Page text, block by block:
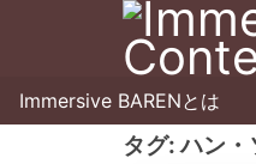
Immersive BARENとは
タグ:ハン・